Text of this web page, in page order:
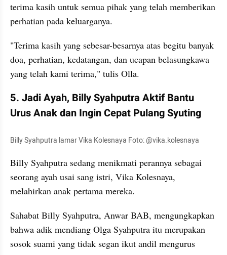
terima kasih untuk semua pihak yang telah memberikan
perhatian pada keluarganya.
"Terima kasih yang sebesar-besarnya atas begitu banyak
doa, perhatian, kedatangan, dan ucapan belasungkawa
yang telah kami terima," tulis Olla.
5. Jadi Ayah, Billy Syahputra Aktif Bantu
Urus Anak dan Ingin Cepat Pulang Syuting
Billy Syahputra lamar Vika Kolesnaya Foto: @vika.kolesnaya
Billy Syahputra sedang menikmati perannya sebagai
seorang ayah usai sang istri, Vika Kolesnaya,
melahirkan anak pertama mereka.
Sahabat Billy Syahputra, Anwar BAB, mengungkapkan
bahwa adik mendiang Olga Syahputra itu merupakan
sosok suami yang tidak segan ikut andil mengurus